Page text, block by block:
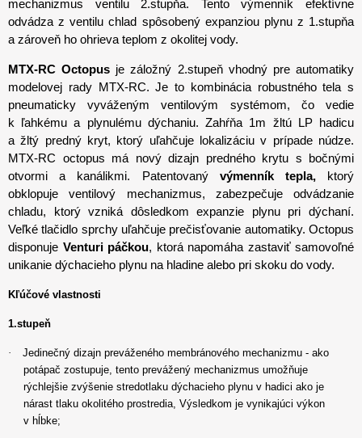
mechanizmus ventilu 2.stupňa. Tento výmenník efektívne
odvádza z ventilu chlad spôsobený expanziou plynu z 1.stupňa
a zároveň ho ohrieva teplom z okolitej vody.
MTX-RC Octopus je záložný 2.stupeň vhodný pre automatiky
modelovej rady MTX-RC. Je to kombinácia robustného tela s
pneumaticky vyváženým ventilovým systémom, čo vedie
k ľahkému a plynulému dýchaniu. Zahŕňa 1m žltú LP hadicu
a žltý predný kryt, ktorý uľahčuje lokalizáciu v prípade núdze.
MTX-RC octopus má nový dizajn predného krytu s bočnými
otvormi a kanálikmi. Patentovaný výmenník tepla, ktorý
obklopuje ventilový mechanizmus, zabezpečuje odvádzanie
chladu, ktorý vzniká dôsledkom expanzie plynu pri dýchaní.
Veľké tlačidlo sprchy uľahčuje prečisťovanie automatiky. Octopus
disponuje Venturi páčkou, ktorá napomáha zastaviť samovoľné
unikanie dýchacieho plynu na hladine alebo pri skoku do vody.
Kľúčové vlastnosti
1.stupeň
·
Jedinečný dizajn preváženého membránového mechanizmu - ako
potápač zostupuje, tento prevážený mechanizmus umožňuje
rýchlejšie zvýšenie stredotlaku dýchacieho plynu v hadici ako je
nárast tlaku okolitého prostredia, Výsledkom je vynikajúci výkon
v hĺbke;